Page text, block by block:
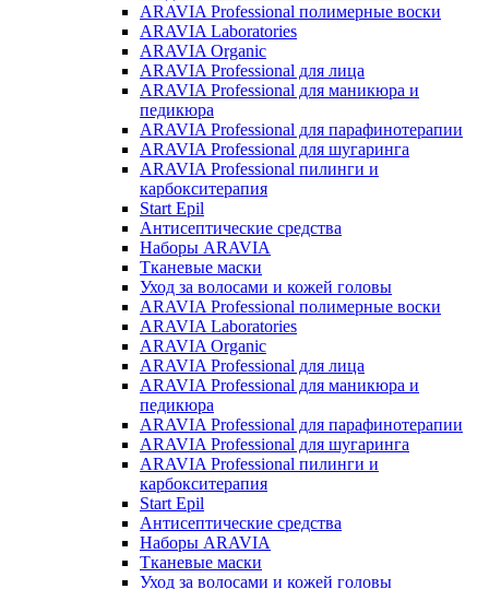
ARAVIA Professional полимерные воски
ARAVIA Laboratories
ARAVIA Organic
ARAVIA Professional для лица
ARAVIA Professional для маникюра и
педикюра
ARAVIA Professional для парафинотерапии
ARAVIA Professional для шугаринга
ARAVIA Professional пилинги и
карбокситерапия
Start Epil
Антисептические средства
Наборы ARAVIA
Тканевые маски
Уход за волосами и кожей головы
ARAVIA Professional полимерные воски
ARAVIA Laboratories
ARAVIA Organic
ARAVIA Professional для лица
ARAVIA Professional для маникюра и
педикюра
ARAVIA Professional для парафинотерапии
ARAVIA Professional для шугаринга
ARAVIA Professional пилинги и
карбокситерапия
Start Epil
Антисептические средства
Наборы ARAVIA
Тканевые маски
Уход за волосами и кожей головы